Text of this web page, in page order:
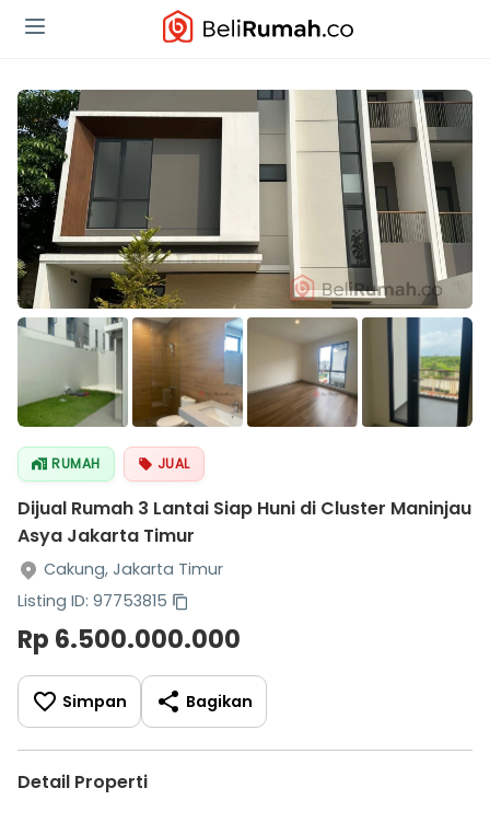
RUMAH JUAL
Dijual Rumah 3 Lantai Siap Huni di Cluster Maninjau
Asya Jakarta Timur
Cakung, Jakarta Timur
Listing ID: 97753815
Rp 6.500.000.000
Simpan Bagikan
Detail Properti